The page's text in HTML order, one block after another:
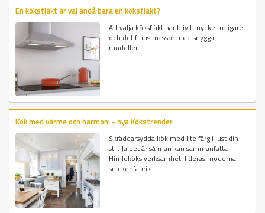
En köksfläkt är väl ändå bara en köksfläkt?
Att välja köksfläkt har blivit mycket roligare
och det finns massor med snygga
modeller...
Kök med värme och harmoni - nya Kökstrender
Skräddarsydda kök med lite färg i just din
stil. Ja det är så man kan sammanfatta
Himleköks verksamhet. I deras moderna
snickerifabrik...